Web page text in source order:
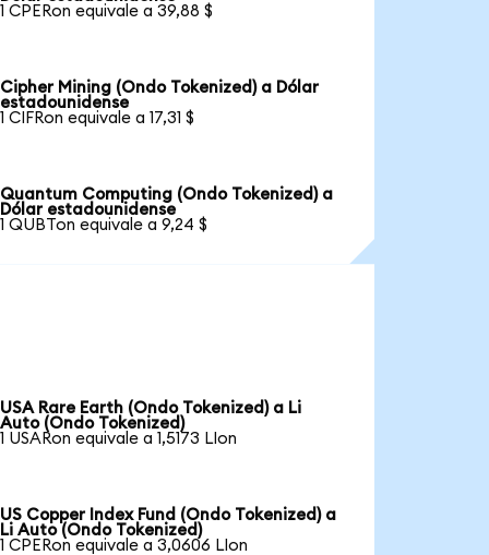
1 CPERon equivale a 39,88 $
Cipher Mining (Ondo Tokenized) a Dólar
estadounidense
1 CIFRon equivale a 17,31 $
Quantum Computing (Ondo Tokenized) a
Dólar estadounidense
1 QUBTon equivale a 9,24 $
USA Rare Earth (Ondo Tokenized) a Li
Auto (Ondo Tokenized)
1 USARon equivale a 1,5173 LIon
US Copper Index Fund (Ondo Tokenized) a
Li Auto (Ondo Tokenized)
1 CPERon equivale a 3,0606 LIon